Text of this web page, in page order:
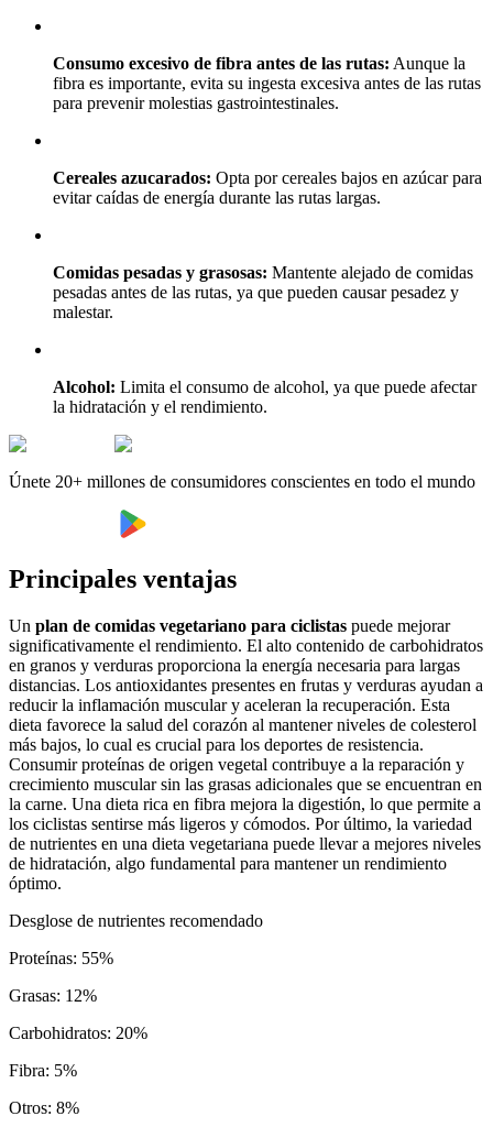
Consumo excesivo de fibra antes de las rutas: Aunque la
fibra es importante, evita su ingesta excesiva antes de las rutas
para prevenir molestias gastrointestinales.
Cereales azucarados: Opta por cereales bajos en azúcar para
evitar caídas de energía durante las rutas largas.
Comidas pesadas y grasosas: Mantente alejado de comidas
pesadas antes de las rutas, ya que pueden causar pesadez y
malestar.
Alcohol: Limita el consumo de alcohol, ya que puede afectar
la hidratación y el rendimiento.
Únete 20+ millones de consumidores conscientes en todo el mundo
Principales ventajas
Un plan de comidas vegetariano para ciclistas puede mejorar
significativamente el rendimiento. El alto contenido de carbohidratos
en granos y verduras proporciona la energía necesaria para largas
distancias. Los antioxidantes presentes en frutas y verduras ayudan a
reducir la inflamación muscular y aceleran la recuperación. Esta
dieta favorece la salud del corazón al mantener niveles de colesterol
más bajos, lo cual es crucial para los deportes de resistencia.
Consumir proteínas de origen vegetal contribuye a la reparación y
crecimiento muscular sin las grasas adicionales que se encuentran en
la carne. Una dieta rica en fibra mejora la digestión, lo que permite a
los ciclistas sentirse más ligeros y cómodos. Por último, la variedad
de nutrientes en una dieta vegetariana puede llevar a mejores niveles
de hidratación, algo fundamental para mantener un rendimiento
óptimo.
Desglose de nutrientes recomendado
Proteínas: 55%
Grasas: 12%
Carbohidratos: 20%
Fibra: 5%
Otros: 8%